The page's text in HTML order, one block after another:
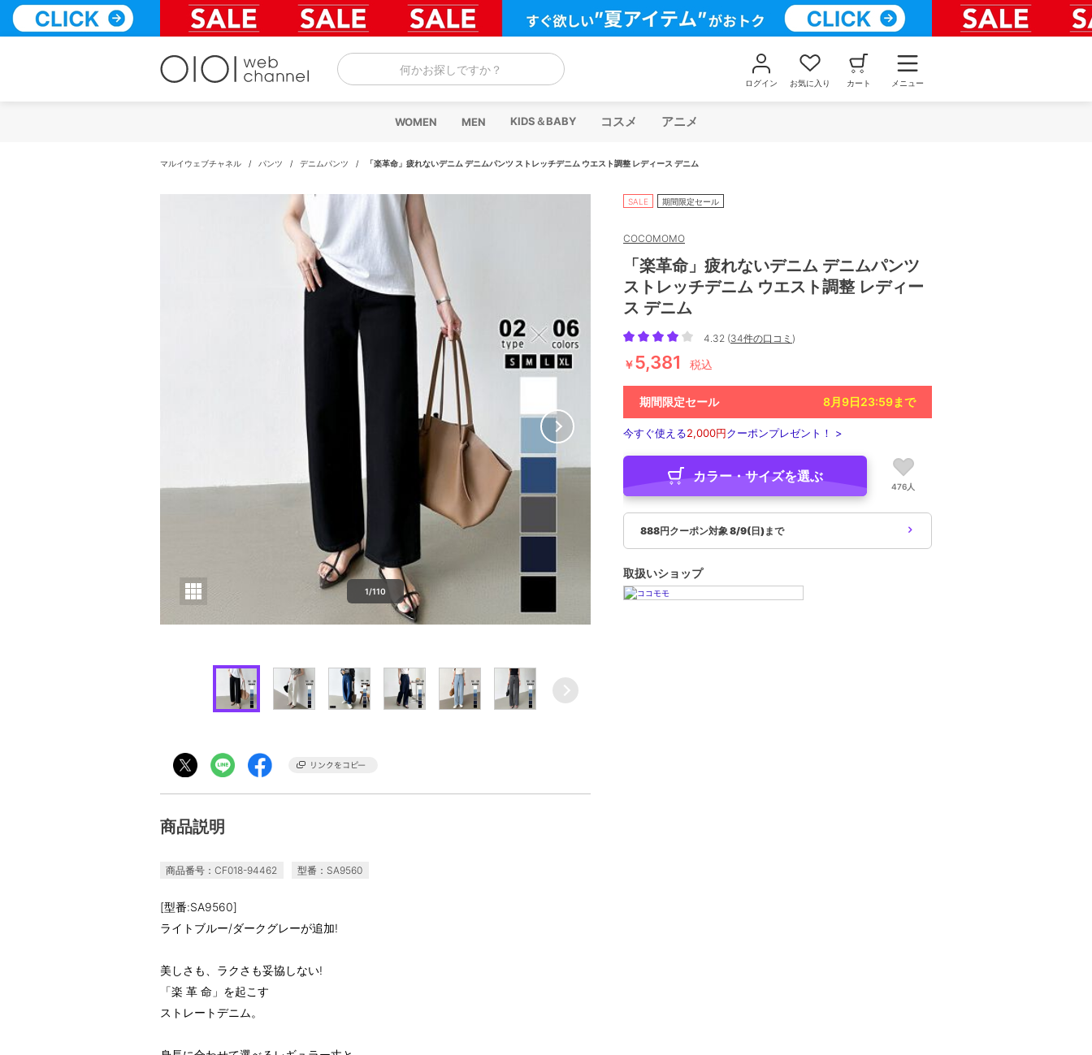
テ
何かお探しですか？
ログイン お気に入り カート メニュー
WOMEN MEN KIDS＆BABY コスメ アニメ
マルイウェブチャネル / パンツ / デニムパンツ / 「楽革命」疲れないデニム デニムパンツ ストレッチデニム ウエスト調整 レディース デニム
1/110
商品説明
商品番号：CF018-94462 型番：SA9560
[型番:SA9560]
ライトブルー/ダークグレーが追加!
美しさも、ラクさも妥協しない!
「楽 革 命」を起こす
ストレートデニム。
SALE 期間限定セール
COCOMOMO
「楽革命」疲れないデニム デニムパンツ
ストレッチデニム ウエスト調整 レディー
ス デニム
4.32 (34件の口コミ )
￥5,381 税込
期間限定セール 8月9日23:59まで
今すぐ使える2,000円クーポンプレゼント！ >
カラー・サイズを選ぶ
476人
888円クーポン対象 8/9(日)まで
取扱いショップ